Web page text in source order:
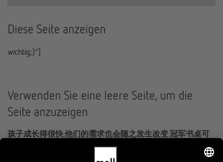
Diese Seite anzeigen
wichtig;}”]
Verwenden Sie eine leere Seite, um die
Seite anzuzeigen
孩子成长得很快,他们的需求也会随之发生改变.冠军书桌可
以根据身材比例的变化进行调节,可在53-82厘米之间无级调